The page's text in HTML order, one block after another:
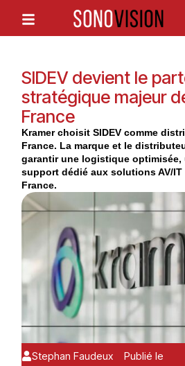
SIDEV devient le
stratégique majeur
France
Kramer choisit SIDEV comme
France. La marque et le
garantir une logistique
support dédié aux solutions AV/
France.
Stephan Faudeux
Publié le